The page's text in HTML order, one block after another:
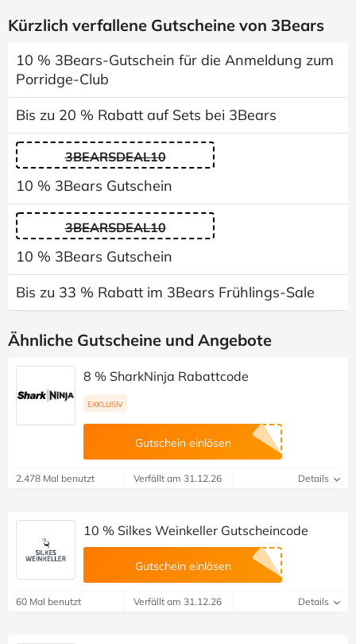
Kürzlich verfallene Gutscheine von 3Bears
10 % 3Bears-Gutschein für die Anmeldung zum
Porridge-Club
Bis zu 20 % Rabatt auf Sets bei 3Bears
3BEARSDEAL10
10 % 3Bears Gutschein
3BEARSDEAL10
10 % 3Bears Gutschein
Bis zu 33 % Rabatt im 3Bears Frühlings-Sale
Ähnliche Gutscheine und Angebote
8 % SharkNinja Rabattcode
EXKLUSIV
Gutschein einlösen
2.478 Mal benutzt Verfällt am 31.12.26 Details
10 % Silkes Weinkeller Gutscheincode
Gutschein einlösen
60 Mal benutzt Verfällt am 31.12.26 Details